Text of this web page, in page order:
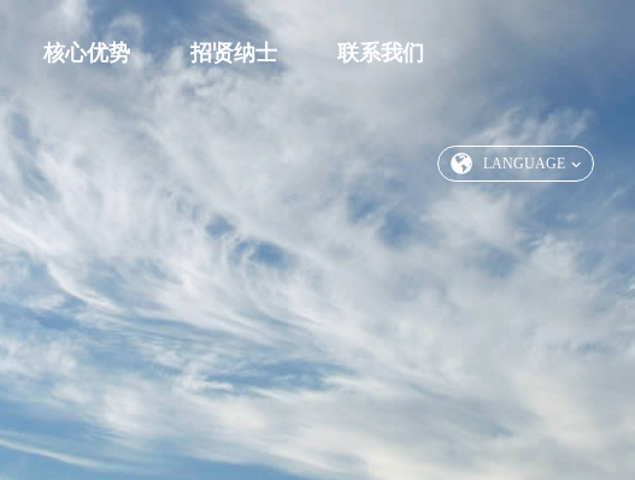
核心优势 招贤纳士 联系我们
LANGUAGE